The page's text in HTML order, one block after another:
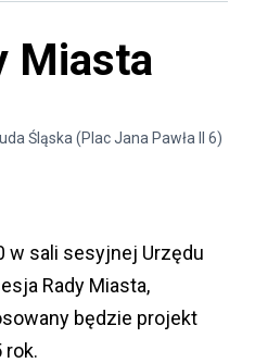
Miasta
Śląska (Plac Jana Pawła II 6)
w sali sesyjnej Urzędu
Rady Miasta,
będzie projekt
rok.